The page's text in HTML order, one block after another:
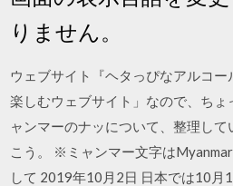
りません。
ウェブサイト『ヘタっぴなアルコ
楽しむウェブサイト」なので、ちょ
ャンマーのナッについて、整理し
こう。 ※ミャンマー文字は
して 2019年10月2日 日本では10月